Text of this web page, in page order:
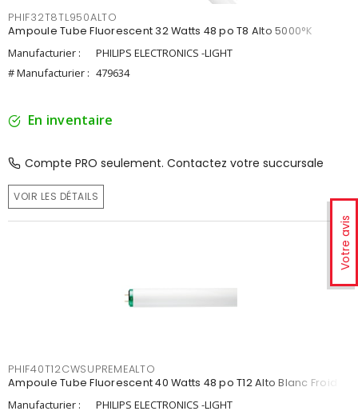
Votre avis
PHIF32T8TL950ALTO
Ampoule Tube Fluorescent 32 Watts 48 po T8 Alto 5000°K
Manufacturier :
PHILIPS ELECTRONICS -LIGHT
# Manufacturier : 479634
En inventaire
Compte PRO seulement. Contactez votre succursale
VOIR LES DÉTAILS
PHIF40T12CWSUPREMEALTO
Ampoule Tube Fluorescent 40 Watts 48 po T12 Alto Blanc Froid
Manufacturier :
PHILIPS ELECTRONICS -LIGHT